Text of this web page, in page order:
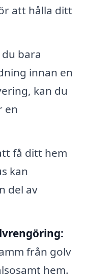
att hålla ditt
du bara
innan en
kan du
en
få ditt hem
kan
del av
från golv
hem.